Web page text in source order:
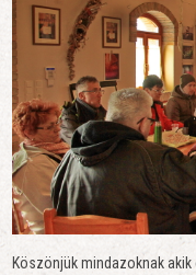
Köszönjük mindazoknak